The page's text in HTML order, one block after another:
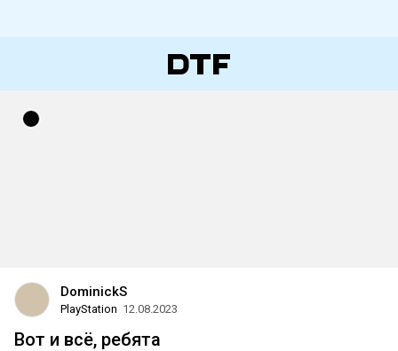
DominickS
PlayStation 12.08.2023
Вот и всё, ребята